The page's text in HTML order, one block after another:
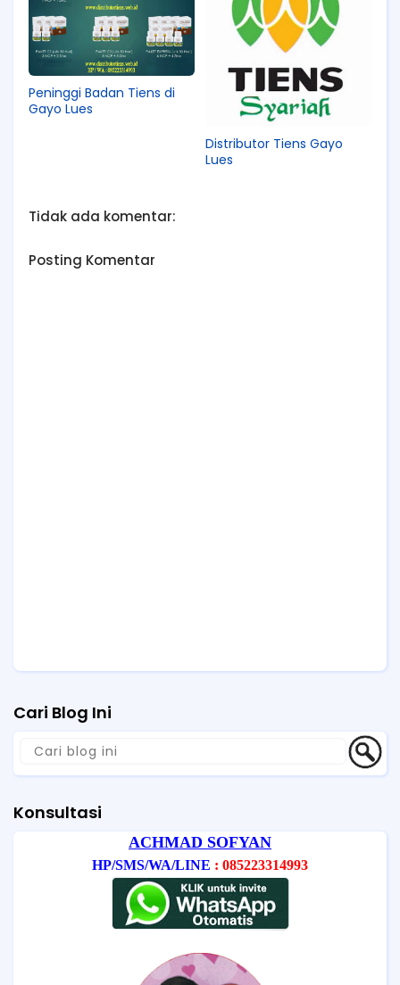
Peninggi Badan Tiens di
Gayo Lues
Distributor Tiens Gayo
Lues
Tidak ada komentar:
Posting Komentar
Cari Blog Ini
Konsultasi
ACHMAD SOFYAN
HP/SMS/WA/LINE : 085223314993